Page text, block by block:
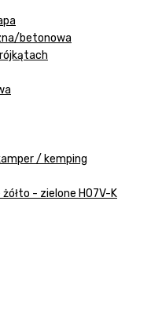
betonowa
/ kemping
- zielone H07V-K